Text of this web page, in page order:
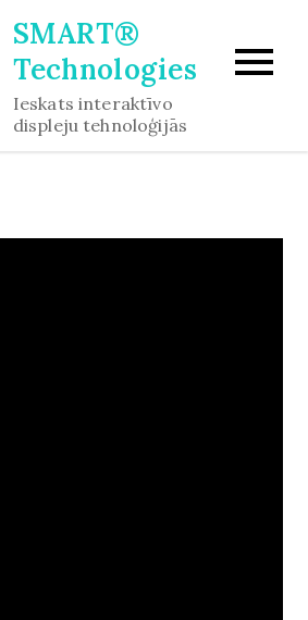
SMART®
Technologies
Ieskats interaktīvo
displeju tehnoloģijās